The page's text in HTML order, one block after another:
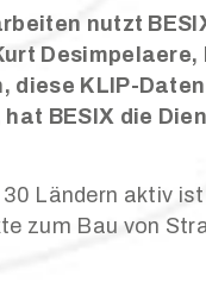
nutzt
diese KLIP-
BESIX die
Ländern aktiv
zum Bau von